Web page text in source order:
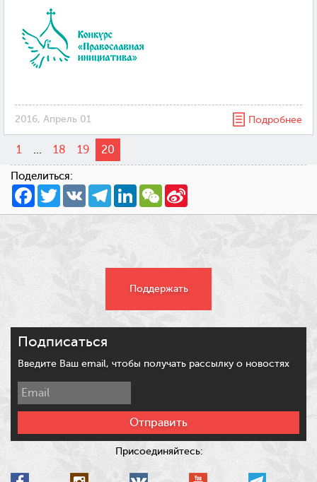
2016, Апрель 01 Подробнее
1 ... 18 19 20
Поделиться:
Facebook
TwitterVK TelegramLinkedInWeChat
Поддержать
Подписаться
Введите Ваш email, чтобы получать рассылку о новостях
Отправить
Присоединяйтесь: